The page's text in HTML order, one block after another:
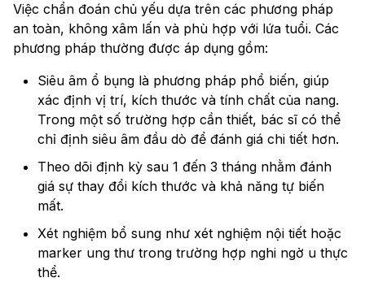
Việc chẩn đoán chủ yếu dựa trên các phương pháp
an toàn, không xâm lấn và phù hợp với lứa tuổi. Các
phương pháp thường được áp dụng gồm:
Siêu âm ổ bụng là phương pháp phổ biến, giúp
xác định vị trí, kích thước và tính chất của nang.
Trong một số trường hợp cần thiết, bác sĩ có thể
chỉ định siêu âm đầu dò để đánh giá chi tiết hơn.
Theo dõi định kỳ sau 1 đến 3 tháng nhằm đánh
giá sự thay đổi kích thước và khả năng tự biến
mất.
Xét nghiệm bổ sung như xét nghiệm nội tiết hoặc
marker ung thư trong trường hợp nghi ngờ u thực
thể.